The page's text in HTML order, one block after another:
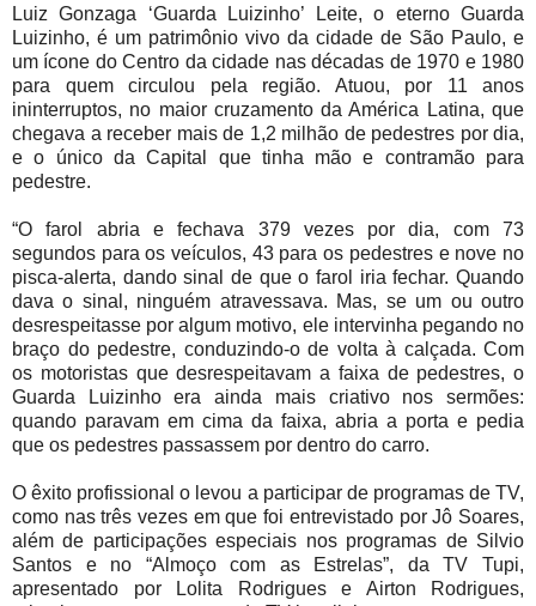
Luiz Gonzaga ‘Guarda Luizinho’ Leite, o eterno Guarda
Luizinho, é um patrimônio vivo da cidade de São Paulo, e
um ícone do Centro da cidade nas décadas de 1970 e 1980
para quem circulou pela região. Atuou, por 11 anos
ininterruptos, no maior cruzamento da América Latina, que
chegava a receber mais de 1,2 milhão de pedestres por dia,
e o único da Capital que tinha mão e contramão para
pedestre.
“O farol abria e fechava 379 vezes por dia, com 73
segundos para os veículos, 43 para os pedestres e nove no
pisca-alerta, dando sinal de que o farol iria fechar. Quando
dava o sinal, ninguém atravessava. Mas, se um ou outro
desrespeitasse por algum motivo, ele intervinha pegando no
braço do pedestre, conduzindo-o de volta à calçada. Com
os motoristas que desrespeitavam a faixa de pedestres, o
Guarda Luizinho era ainda mais criativo nos sermões:
quando paravam em cima da faixa, abria a porta e pedia
que os pedestres passassem por dentro do carro.
O êxito profissional o levou a participar de programas de TV,
como nas três vezes em que foi entrevistado por Jô Soares,
além de participações especiais nos programas de Silvio
Santos e no “Almoço com as Estrelas”, da TV Tupi,
apresentado por Lolita Rodrigues e Airton Rodrigues,